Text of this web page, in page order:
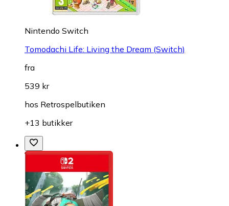
Nintendo Switch
Tomodachi Life: Living the Dream (Switch)
fra
539 kr
hos Retrospelbutiken
+13 butikker